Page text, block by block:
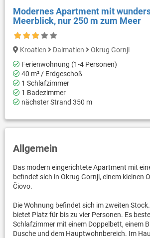
Modernes Apartment mit
Meerblick, nur 250 m zum Meer
Kroatien Dalmatien
Okrug Gornji
Ferienwohnung (1-4 Personen)
40 m² / Erdgeschoß
1 Schlafzimmer
1 Badezimmer
nächster Strand 350 m
Allgemein
Das modern eingerichtete Apartment mit
befindet sich in Okrug Gornji, einem kleinen
Čiovo.
Die Wohnung befindet sich im zweiten
bietet Platz für bis zu vier Personen. Es
Schlafzimmer mit einem Doppelbett, einem
Dusche und dem Hauptwohnbereich. Im